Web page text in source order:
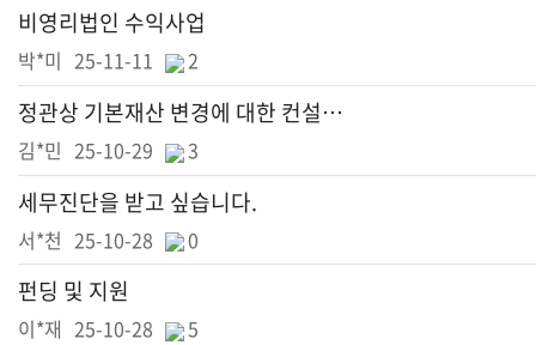
비영리법인 수익사업
박*미 25-11-11 2
정관상 기본재산 변경에 대한 컨설팅 단가 문의
김*민 25-10-29 3
세무진단을 받고 싶습니다.
서*천 25-10-28 0
펀딩 및 지원
이*재 25-10-28 5